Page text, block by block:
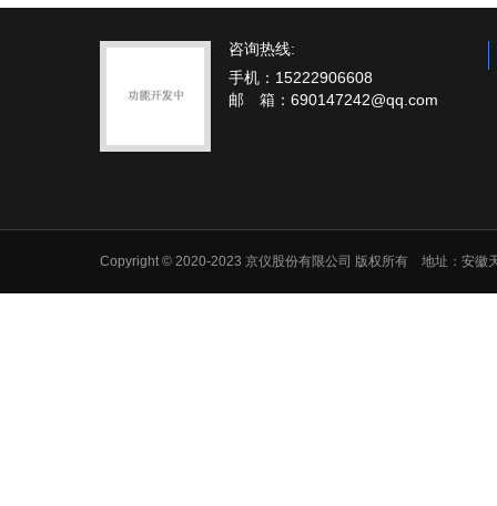
咨询热线:
手机：15222906608
邮 箱：690147242@qq.com
Copyright © 2020-2023 京仪股份有限公司 版权所有 地址：安